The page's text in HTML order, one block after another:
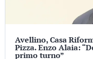
Avellino, Casa
Pizza. Enzo Alaia:
primo turno”